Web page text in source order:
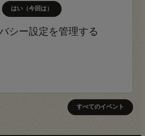
はい（今回は）
シー設定を管理する
すべてのイベント